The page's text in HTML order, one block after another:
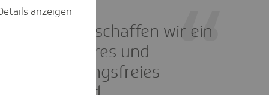
Nicht zuletzt schaffen wir ein
gesundes, faires und
diskriminierungsfreies
anzeigen